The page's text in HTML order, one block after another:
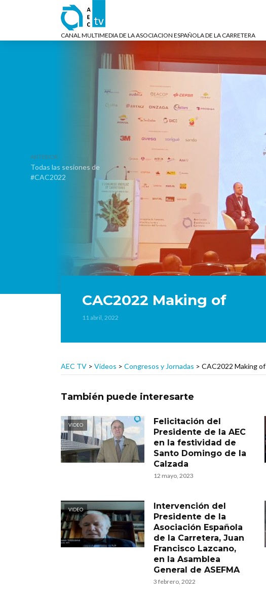
CANAL MULTIMEDIA DE LA ASOCIACION ESPAÑOLA DE LA CARRETERA
ANTERIOR
Todas las sesiones de
#CAC2022
CAC2022 Making of
11 abril, 2022
AEC TV > Vídeos > Congresos y Jornadas > CAC2022 Making of
También puede interesarte
VIDEO
Felicitación del
Presidente de la AEC
en la festividad de
Santo Domingo de la
Calzada
12 mayo, 2023
VIDEO
Intervención del
Presidente de la
Asociación Española
de la Carretera, Juan
Francisco Lazcano,
en la Asamblea
General de ASEFMA
3 febrero, 2022